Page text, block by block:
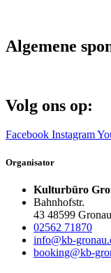
Algemene
Volg ons op:
Facebook Instagram
Organisator
Kulturbüro
Bahnhofstr.
43 48599 Gronau
02562 71870
info@kb-
booking@kb-